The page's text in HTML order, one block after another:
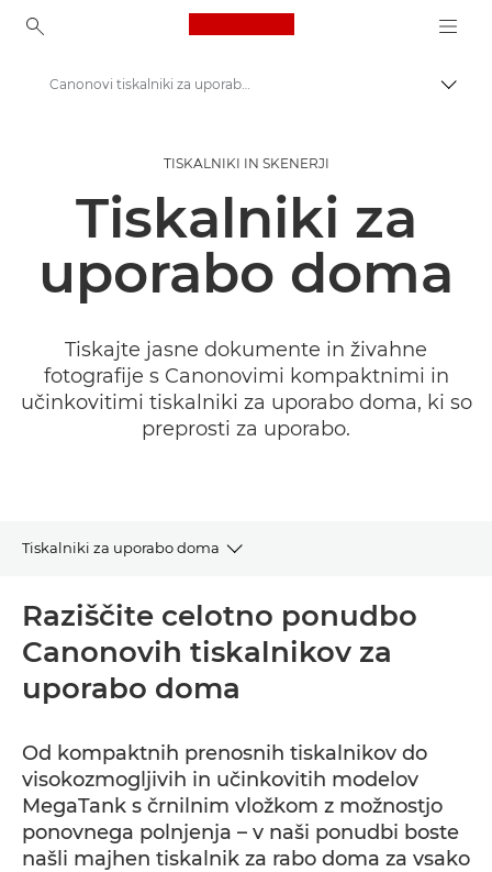
Canon Logo, back to
Canonovi tiskalniki za uporabo doma
TISKALNIKI IN SKENERJI
Tiskalniki za
uporabo doma
Tiskajte jasne dokumente in živahne
fotografije s Canonovimi kompaktnimi in
učinkovitimi tiskalniki za uporabo doma, ki so
preprosti za uporabo.
Tiskalniki za uporabo doma
Oglejte si tiskalnike za uporabo doma
Poiščite tiskalnik
Raziščite celotno ponudbo
Canonovih tiskalnikov za
uporabo doma
Od kompaktnih prenosnih tiskalnikov do
visokozmogljivih in učinkovitih modelov
MegaTank s črnilnim vložkom z možnostjo
ponovnega polnjenja – v naši ponudbi boste
našli majhen tiskalnik za rabo doma za vsako